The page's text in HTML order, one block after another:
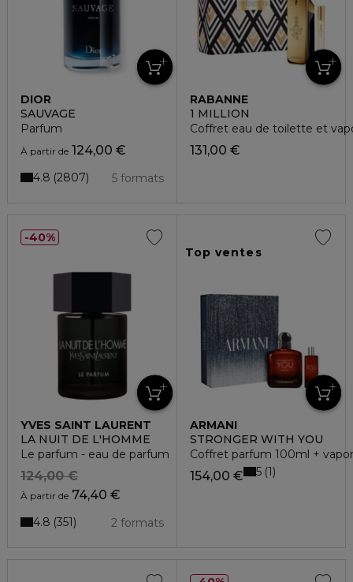
DIOR
SAUVAGE
Parfum
À partir de 124,00 €
5 formats
4.8 2807
RABANNE
1 MILLION
Coffret eau de toilette et
131,00 €
YVES SAINT LAURENT
LA NUIT DE L'HOMME
Le parfum - eau de parfum
À partir de 74,40 €
124,00 €
2 formats
4.8 351
40%
Top ventes
ARMANI
STRONGER WITH YOU
Coffret parfum 100ml +
154,00 € 5 1